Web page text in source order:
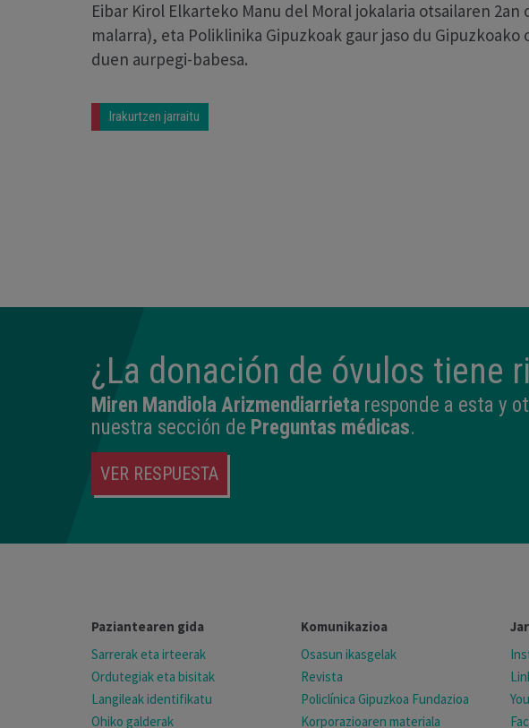
Eibar Kirol Elkarteko Manu del Moral jokalaria otsailaren
malarra), eta Poliklinika Gipuzkoak gaur jaso du
duen aurpegi-babesa.
Irakurtzen jarraitu
¿La donación de óvulos tiene
Miren Mandiola Arizmendiarrieta responde a esta y
nuestra sección de Preguntas médicas.
VER RESPUESTA
Paziantearen gida
Sarrerak eta irteerak
Ordutegiak eta bisitak
Langileak identifikatu
Ohiko galderak
Komunikazioa
Osasun ikasgelak
Revista
Policlínica Gipuzkoa Fundazioa
Korporazioaren materiala